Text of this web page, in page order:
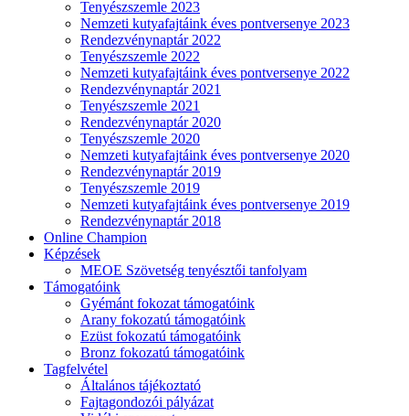
Tenyészszemle 2023
Nemzeti kutyafajtáink éves pontversenye 2023
Rendezvénynaptár 2022
Tenyészszemle 2022
Nemzeti kutyafajtáink éves pontversenye 2022
Rendezvénynaptár 2021
Tenyészszemle 2021
Rendezvénynaptár 2020
Tenyészszemle 2020
Nemzeti kutyafajtáink éves pontversenye 2020
Rendezvénynaptár 2019
Tenyészszemle 2019
Nemzeti kutyafajtáink éves pontversenye 2019
Rendezvénynaptár 2018
Online Champion
Képzések
MEOE Szövetség tenyésztői tanfolyam
Támogatóink
Gyémánt fokozat támogatóink
Arany fokozatú támogatóink
Ezüst fokozatú támogatóink
Bronz fokozatú támogatóink
Tagfelvétel
Általános tájékoztató
Fajtagondozói pályázat